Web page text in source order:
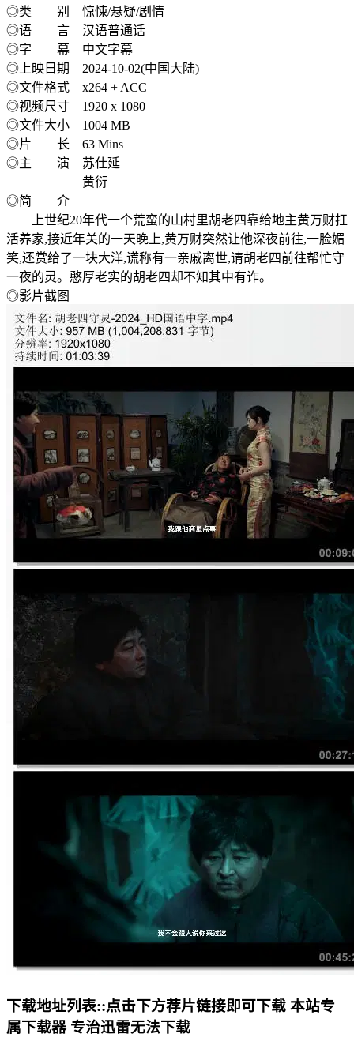
◎类 别 惊悚/悬疑/剧情
◎语 言 汉语普通话
◎字 幕 中文字幕
◎上映日期 2024-10-02(中国大陆)
◎文件格式 x264 + ACC
◎视频尺寸 1920 x 1080
◎文件大小 1004 MB
◎片 长 63 Mins
◎主 演 苏仕延
黄衍
◎简 介
上世纪20年代一个荒蛮的山村里胡老四靠给地主黄万财扛
活养家,接近年关的一天晚上,黄万财突然让他深夜前往,一脸媚
笑,还赏给了一块大洋,谎称有一亲戚离世,请胡老四前往帮忙守
一夜的灵。憨厚老实的胡老四却不知其中有诈。
◎影片截图
下载地址列表::点击下方荐片链接即可下载 本站专
属下载器 专治迅雷无法下载